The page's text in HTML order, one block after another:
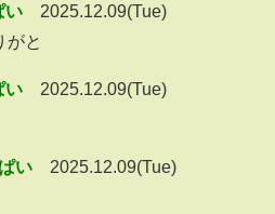
い
2025.12.09(Tue)
がと
い
2025.12.09(Tue)
い
2025.12.09(Tue)